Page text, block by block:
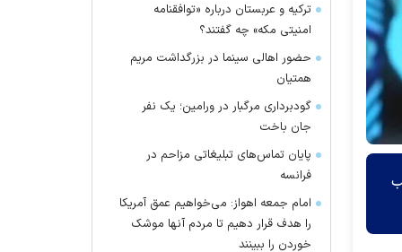
ترکیه و عربستان درباره «توافقنامه
امنیتی مکه» چه گفتند؟
حضور اهالی سینما در بزرگداشت مریم
همتیان
گودبرداری مرگبار در ورامین؛ یک نفر
جان باخت
پایان تماس‌های تبلیغاتی مزاحم در
فرانسه
امام جمعه اهواز: می‌خواهیم عمق آمریکا
را هدف قرار دهیم تا مردم آنها موشک
خوردن را ببینند